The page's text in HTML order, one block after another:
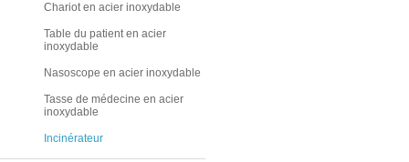
Chariot en acier inoxydable
Table du patient en acier
inoxydable
Nasoscope en acier inoxydable
Tasse de médecine en acier
inoxydable
Incinérateur